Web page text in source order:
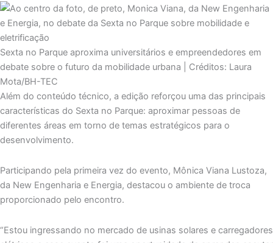
Sexta no Parque aproxima universitários e empreendedores em
debate sobre o futuro da mobilidade urbana | Créditos: Laura
Mota/BH-TEC
Além do conteúdo técnico, a edição reforçou uma das principais
características do Sexta no Parque: aproximar pessoas de
diferentes áreas em torno de temas estratégicos para o
desenvolvimento.
Participando pela primeira vez do evento, Mônica Viana Lustoza,
da New Engenharia e Energia, destacou o ambiente de troca
proporcionado pelo encontro.
“Estou ingressando no mercado de usinas solares e carregadores